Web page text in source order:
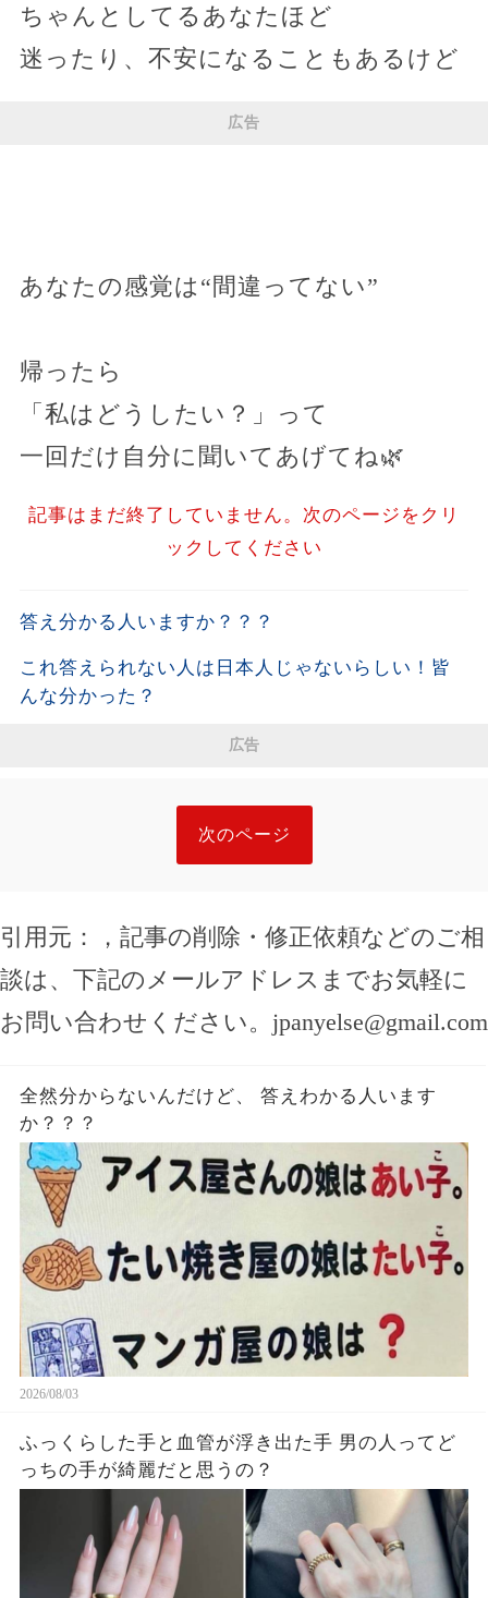
ちゃんとしてるあなたほど
迷ったり、不安になることもあるけど
広告
あなたの感覚は“間違ってない”
帰ったら
「私はどうしたい？」って
一回だけ自分に聞いてあげてね🌿
記事はまだ終了していません。次のページをクリ
ックしてください
答え分かる人いますか？？？
これ答えられない人は日本人じゃないらしい￼！皆
んな分かった？
広告
次のページ
引用元：
，記事の削除・修正依頼などのご相
談は、下記のメールアドレスまでお気軽に
お問い合わせください。 jpanyelse@gmail.com
全然分からないんだけど、 答えわかる人います
か？？？
2026/08/03
ふっくらした手と血管が浮き出た手 男の人ってど
っちの手が綺麗だと思うの？